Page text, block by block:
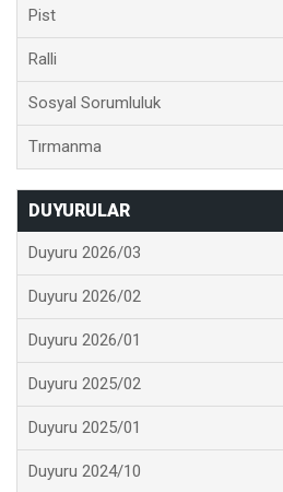
Pist
Ralli
Sosyal Sorumluluk
Tırmanma
DUYURULAR
Duyuru 2026/03
Duyuru 2026/02
Duyuru 2026/01
Duyuru 2025/02
Duyuru 2025/01
Duyuru 2024/10